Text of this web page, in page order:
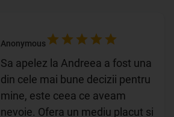
Anonymous
Sa apelez la Andreea a fost una
din cele mai bune decizii pentru
mine, este ceea ce aveam
nevoie. Ofera un mediu placut si